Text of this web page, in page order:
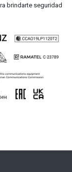
brindarte seguridad